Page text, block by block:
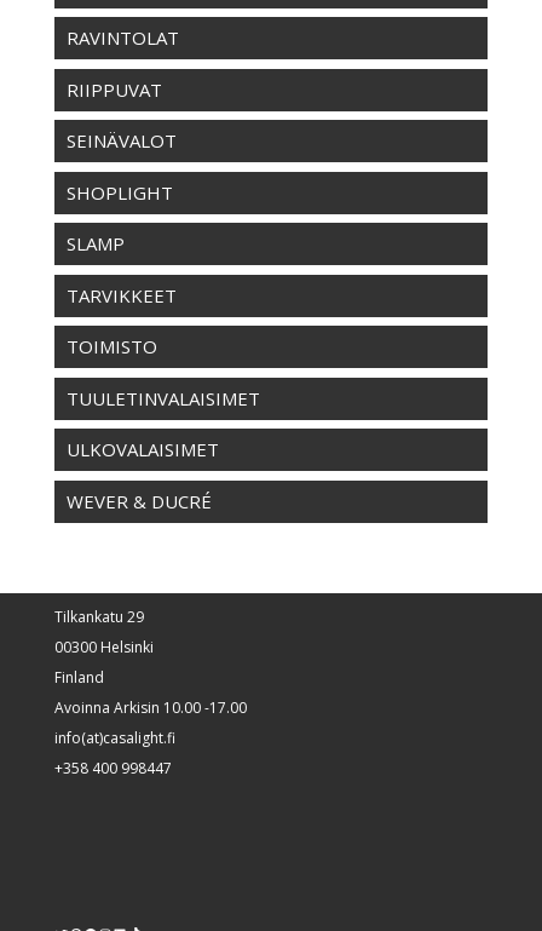
RAVINTOLAT
RIIPPUVAT
SEINÄVALOT
SHOPLIGHT
SLAMP
TARVIKKEET
TOIMISTO
TUULETINVALAISIMET
ULKOVALAISIMET
WEVER & DUCRÉ
Tilkankatu 29
00300 Helsinki
Finland
Avoinna Arkisin 10.00 -17.00
info(at)casalight.fi
+358 400 998447